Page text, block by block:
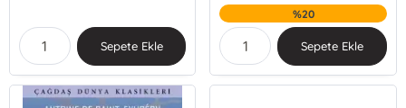
Sepete Ekle
%20
Sepete Ekle